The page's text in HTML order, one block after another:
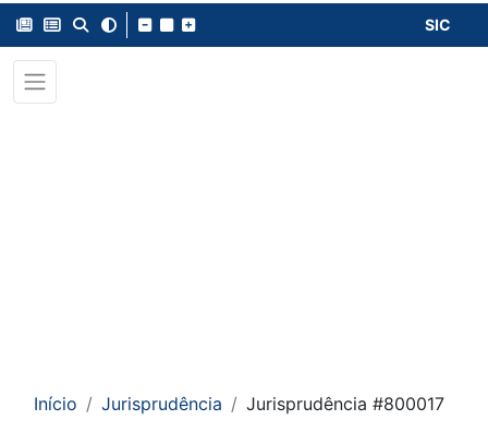
SIC
Início Jurisprudência Jurisprudência #800017